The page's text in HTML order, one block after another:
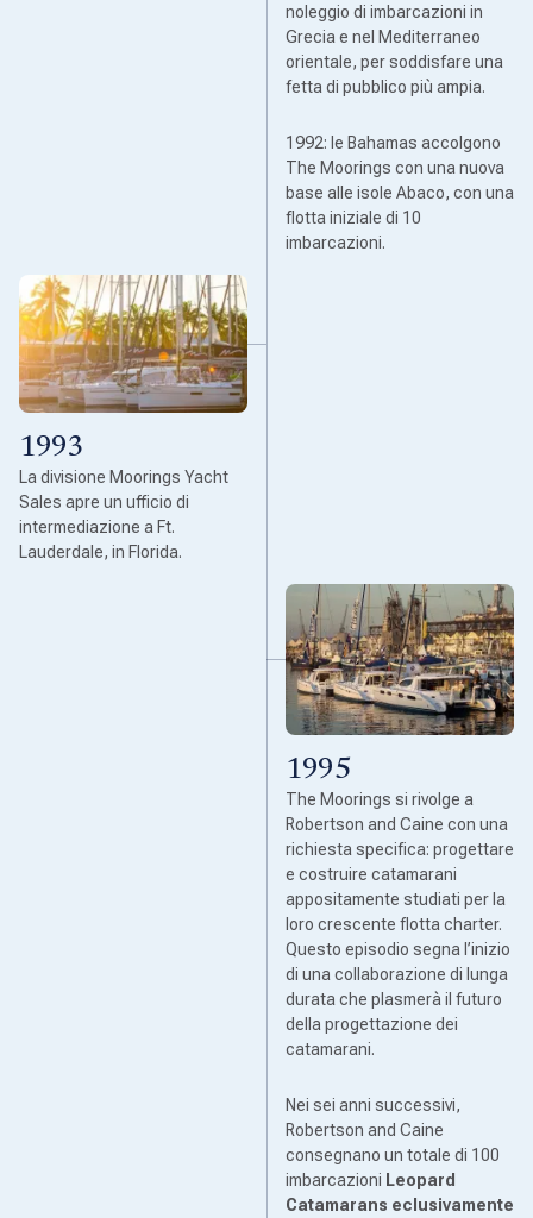
noleggio di imbarcazioni in
Grecia e nel Mediterraneo
orientale, per soddisfare una
fetta di pubblico più ampia.
1992: le Bahamas accolgono
The Moorings con una nuova
base alle isole Abaco, con una
flotta iniziale di 10
imbarcazioni.
1993
La divisione Moorings Yacht
Sales apre un ufficio di
intermediazione a Ft.
Lauderdale, in Florida.
1995
The Moorings si rivolge a
Robertson and Caine con una
richiesta specifica: progettare
e costruire catamarani
appositamente studiati per la
loro crescente flotta charter.
Questo episodio segna l’inizio
di una collaborazione di lunga
durata che plasmerà il futuro
della progettazione dei
catamarani.
Nei sei anni successivi,
Robertson and Caine
consegnano un totale di 100
imbarcazioni Leopard
Catamarans eclusivamente